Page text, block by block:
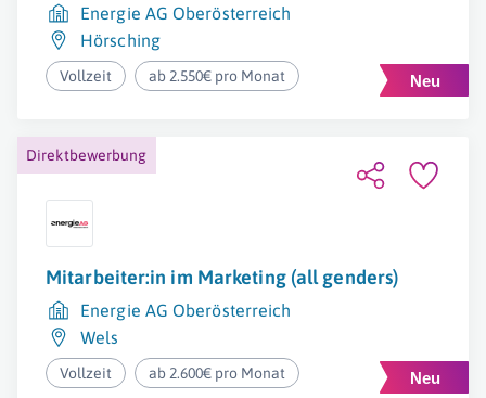
Energie AG Oberösterreich
Hörsching
Vollzeit ab 2.550€ pro Monat
Direktbewerbung
Mitarbeiter:in im Marketing (all genders)
Energie AG Oberösterreich
Wels
Vollzeit ab 2.600€ pro Monat